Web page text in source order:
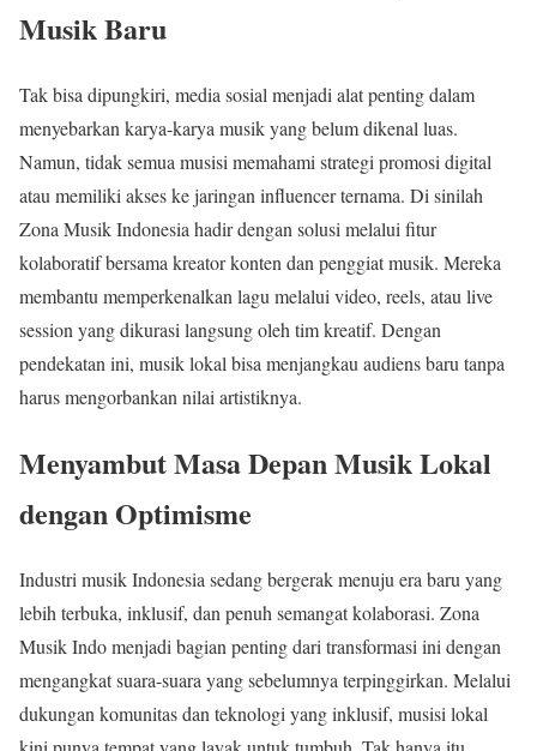
Musik Baru
Tak bisa dipungkiri, media sosial menjadi alat penting dalam
menyebarkan karya-karya musik yang belum dikenal luas.
Namun, tidak semua musisi memahami strategi promosi digital
atau memiliki akses ke jaringan influencer ternama. Di sinilah
Zona Musik Indonesia hadir dengan solusi melalui fitur
kolaboratif bersama kreator konten dan penggiat musik. Mereka
membantu memperkenalkan lagu melalui video, reels, atau live
session yang dikurasi langsung oleh tim kreatif. Dengan
pendekatan ini, musik lokal bisa menjangkau audiens baru tanpa
harus mengorbankan nilai artistiknya.
Menyambut Masa Depan Musik Lokal
dengan Optimisme
Industri musik Indonesia sedang bergerak menuju era baru yang
lebih terbuka, inklusif, dan penuh semangat kolaborasi. Zona
Musik Indo menjadi bagian penting dari transformasi ini dengan
mengangkat suara-suara yang sebelumnya terpinggirkan. Melalui
dukungan komunitas dan teknologi yang inklusif, musisi lokal